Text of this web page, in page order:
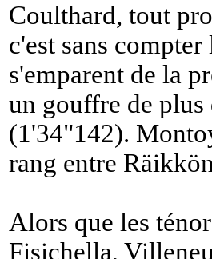
Coulthard, tout
c'est sans
s'emparent de la
un gouffre de plus
(1'34"142).
rang entre
Alors que les
Fisichella,